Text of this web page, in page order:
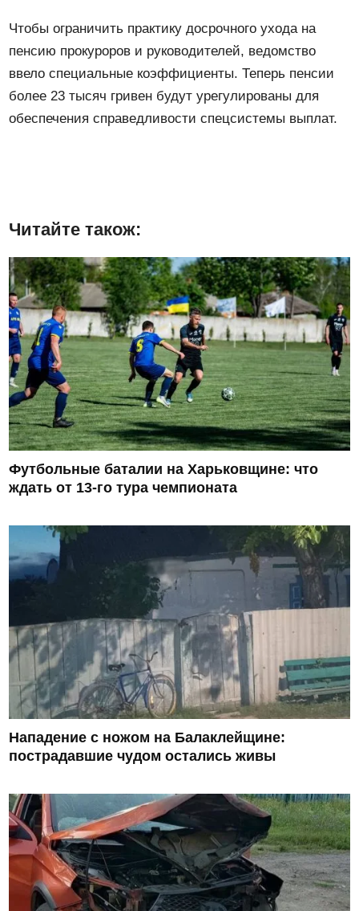
Чтобы ограничить практику досрочного ухода на
пенсию прокуроров и руководителей, ведомство
ввело специальные коэффициенты. Теперь пенсии
более 23 тысяч гривен будут урегулированы для
обеспечения справедливости спецсистемы выплат.
Читайте також:
Футбольные баталии на Харьковщине: что
ждать от 13-го тура чемпионата
Нападение с ножом на Балаклейщине:
пострадавшие чудом остались живы